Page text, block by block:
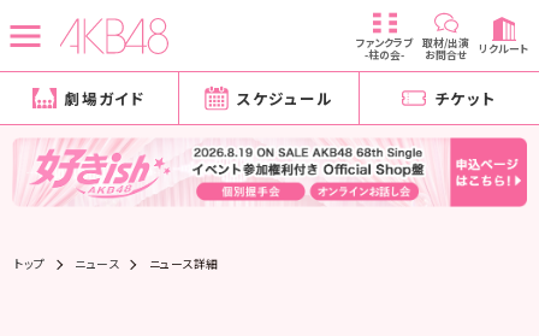
ファンクラブ
-柱の会-
取材/出演
お問合せ リクルート
劇場ガイド スケジュール チケット
トップ ニュース ニュース詳細